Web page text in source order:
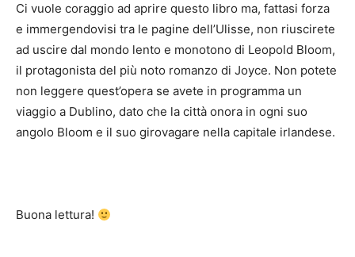
Ci vuole coraggio ad aprire questo libro ma, fattasi forza
e immergendovisi tra le pagine dell’Ulisse, non riuscirete
ad uscire dal mondo lento e monotono di Leopold Bloom,
il protagonista del più noto romanzo di Joyce. Non potete
non leggere quest’opera se avete in programma un
viaggio a Dublino, dato che la città onora in ogni suo
angolo Bloom e il suo girovagare nella capitale irlandese.
Buona lettura!